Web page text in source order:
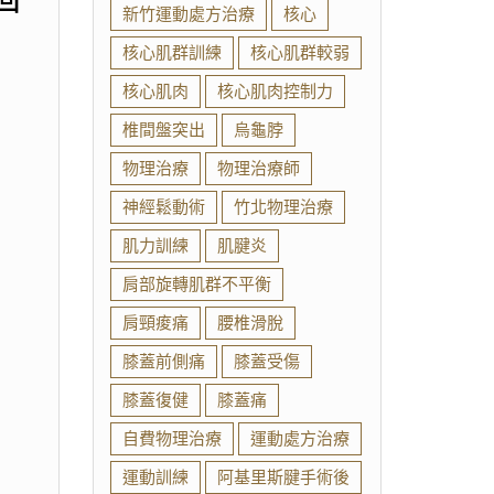
新竹運動處方治療
核心
核心肌群訓練
核心肌群較弱
核心肌肉
核心肌肉控制力
椎間盤突出
烏龜脖
物理治療
物理治療師
神經鬆動術
竹北物理治療
肌力訓練
肌腱炎
肩部旋轉肌群不平衡
肩頸痠痛
腰椎滑脫
膝蓋前側痛
膝蓋受傷
膝蓋復健
膝蓋痛
自費物理治療
運動處方治療
運動訓練
阿基里斯腱手術後